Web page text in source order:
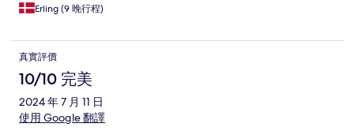
Erling (9 晚行程)
真實評價
10/10 完美
2024 年 7 月 11 日
使用 Google 翻譯